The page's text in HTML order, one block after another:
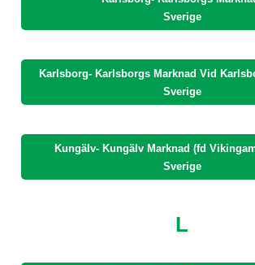
Sverige
Karlsborg- Karlsborgs Marknad Vid
Sverige
Kungälv- Kungälv Marknad (fd
Sverige
L